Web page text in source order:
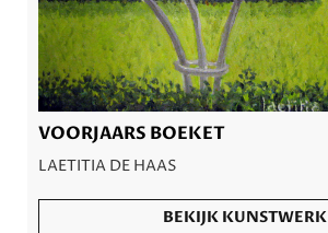
VOORJAARS BOEKET
LAETITIA DE HAAS
BEKIJK KUNSTWERK